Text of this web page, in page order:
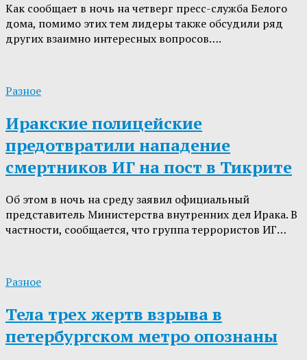
Как сообщает в ночь на четверг пресс-служба Белого
дома, помимо этих тем лидеры также обсудили ряд
других взаимно интересных вопросов….
Разное
Иракские полицейские
предотвратили нападение
смертников ИГ на пост в Тикрите
Об этом в ночь на среду заявил официальный
представитель Министерства внутренних дел Ирака. В
частности, сообщается, что группа террористов ИГ…
Разное
Тела трех жертв взрыва в
петербургском метро опознаны